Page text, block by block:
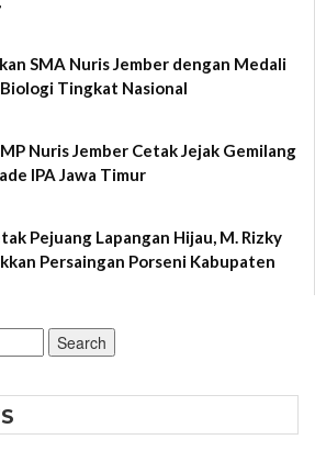
SMA Nuris Jember dengan Medali
Tingkat Nasional
Nuris Jember Cetak Jejak Gemilang
IPA Jawa Timur
Pejuang Lapangan Hijau, M. Rizky
Persaingan Porseni Kabupaten